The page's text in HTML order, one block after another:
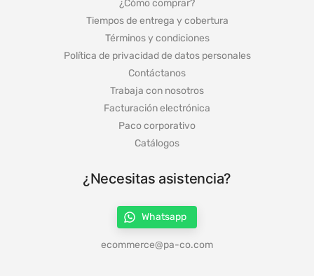
Locales
¿Cómo comprar?
Tiempos de entrega y cobertura
Términos y condiciones
Política de privacidad de datos personales
Contáctanos
Trabaja con nosotros
Facturación electrónica
Paco corporativo
Whatsapp